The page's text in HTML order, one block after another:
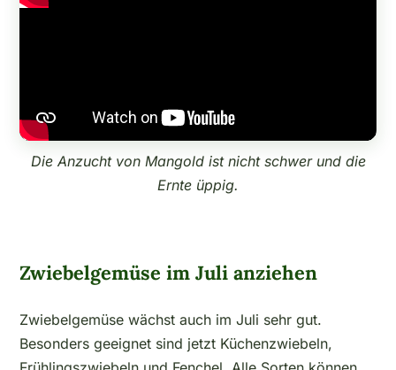
Die Anzucht von Mangold ist nicht schwer und die
Ernte üppig.
Zwiebelgemüse im Juli anziehen
Zwiebelgemüse wächst auch im Juli sehr gut.
Besonders geeignet sind jetzt Küchenzwiebeln,